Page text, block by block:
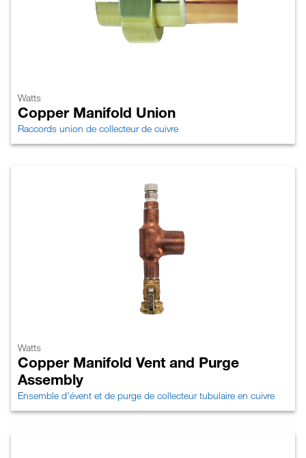
Watts
Copper Manifold Union
Raccords union de collecteur de cuivre
Watts
Copper Manifold Vent and Purge
Assembly
Ensemble d’évent et de purge de collecteur tubulaire en cuivre